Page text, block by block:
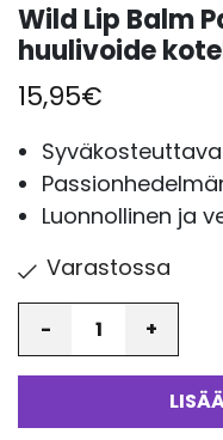
Wild Lip Balm
huulivoide
15,95€
Luonnollinen ja
Varastossa